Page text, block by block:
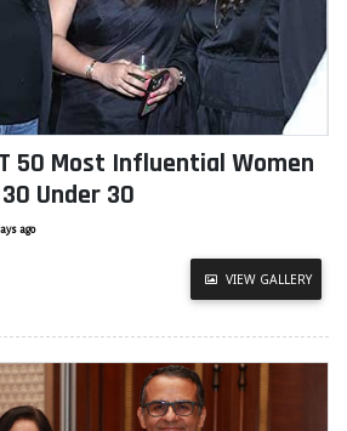
50 Most Influential Women
Under 30
ago
VIEW GALLERY